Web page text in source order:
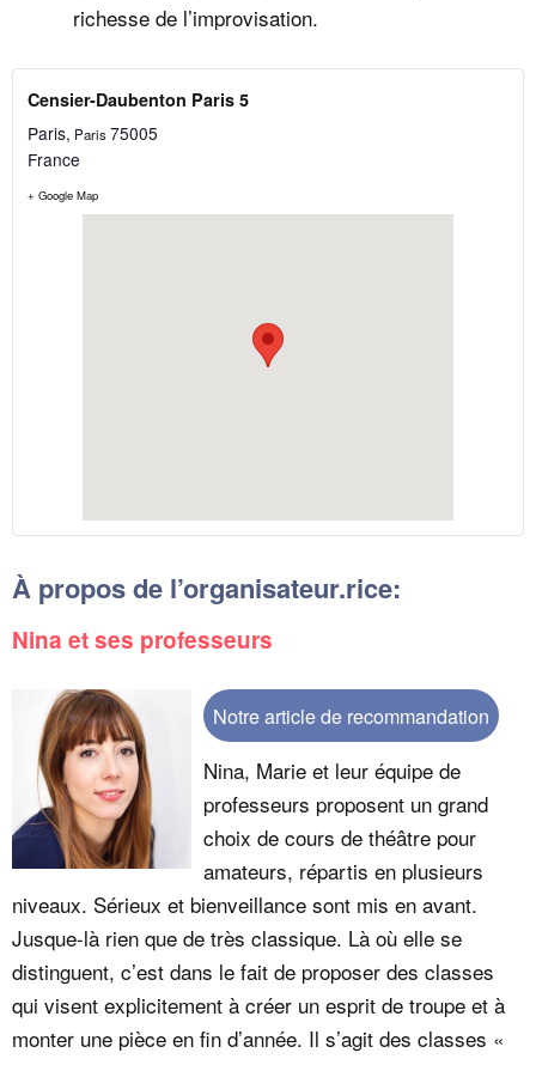
richesse de l’improvisation.
Censier-Daubenton Paris 5
Paris, Paris75005
France
+ Google Map
À propos de l’organisateur.rice:
Nina et ses professeurs
Notre article de recommandation
Nina, Marie et leur équipe de
professeurs proposent un grand
choix de cours de théâtre pour
amateurs, répartis en plusieurs
niveaux. Sérieux et bienveillance sont mis en avant.
Jusque-là rien que de très classique. Là où elle se
distinguent, c’est dans le fait de proposer des classes
qui visent explicitement à créer un esprit de troupe et à
monter une pièce en fin d’année. Il s’agit des classes «